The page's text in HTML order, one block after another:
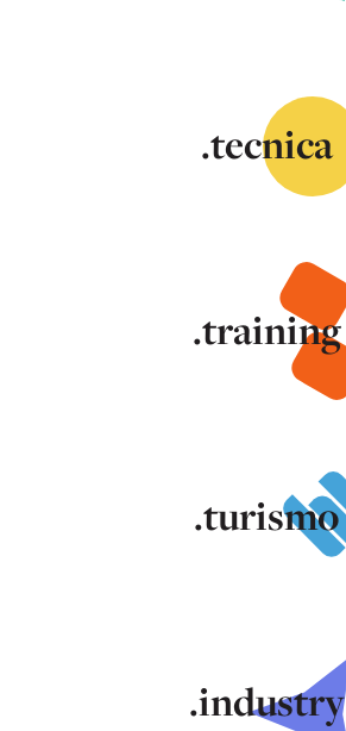
.tecnica
.training
.turismo
.industry